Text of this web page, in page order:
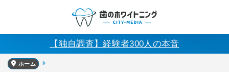
【独自調査】経験者300人の本音
ホーム